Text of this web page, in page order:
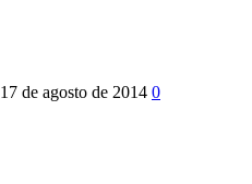
17 de agosto de 2014 0